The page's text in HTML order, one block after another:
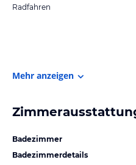
Radfahren
Mehr anzeigen
Badezimmer
Badezimmerdetails